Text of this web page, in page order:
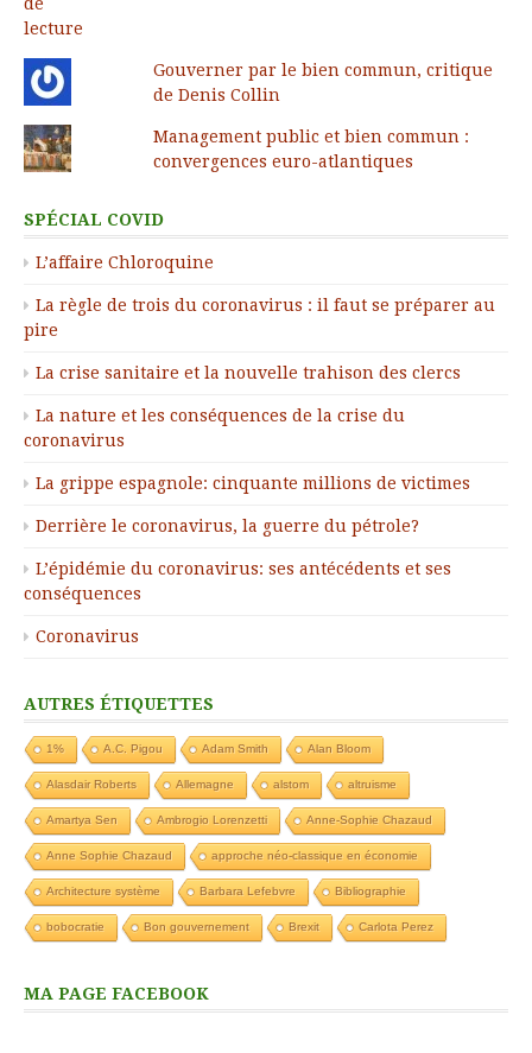
Gouverner par le bien commun, critique
de Denis Collin
Management public et bien commun :
convergences euro-atlantiques
SPÉCIAL COVID
L’affaire Chloroquine
La règle de trois du coronavirus : il faut se préparer au
pire
La crise sanitaire et la nouvelle trahison des clercs
La nature et les conséquences de la crise du
coronavirus
La grippe espagnole: cinquante millions de victimes
Derrière le coronavirus, la guerre du pétrole?
L’épidémie du coronavirus: ses antécédents et ses
conséquences
Coronavirus
AUTRES ÉTIQUETTES
1% A.C. Pigou Adam Smith Alan Bloom
Alasdair Roberts Allemagne alstom altruisme
Amartya Sen Ambrogio Lorenzetti Anne-Sophie Chazaud
Anne Sophie Chazaud approche néo-classique en économie
Architecture système Barbara Lefebvre Bibliographie
bobocratie Bon gouvernement Brexit Carlota Perez
MA PAGE FACEBOOK